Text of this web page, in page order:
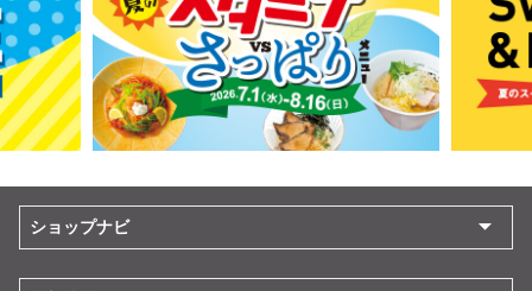
ショップナビ